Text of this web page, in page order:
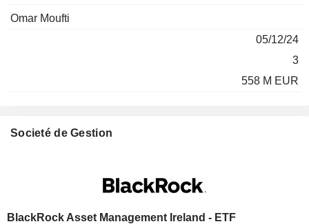
Omar Moufti
05/12/24
3
558 M EUR
Societé de Gestion
BlackRock Asset Management Ireland - ETF